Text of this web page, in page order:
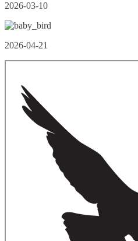
2026-03-10
2026-04-21